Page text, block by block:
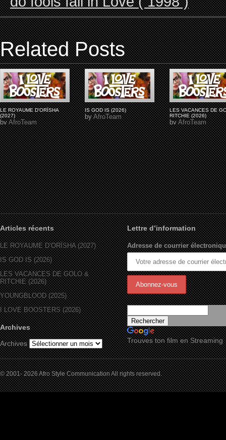
Related Posts
LE ROYAUME D'ORÏSHA
(2027)
byAfroTeam
IS GOD IS (2026)
byAfroTeam
LES VACANCES DE
RITCHIE (2026)
byAfroTeam
Articles récents
LE ROYAUME D’ORÏSHA (2027)
IS GOD IS (2026)
LES VACANCES DE GOLO &
RITCHIE (2026)
YOUNGBLOOD (2025)
I LOVE BOOSTERS (2026)
Archives
Archives
Lettre d’information
Adresse de courrier
Trouves ton film en Streaming
© 2001- 2026 Afro Style Communication All rights reserved.